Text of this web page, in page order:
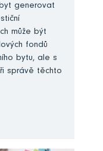
generovat
může být
fondů
bytu, ale s
správě těchto